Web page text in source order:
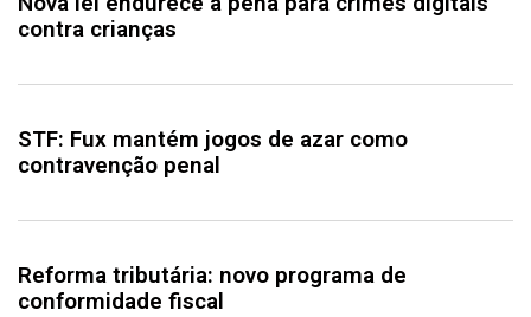
contra crianças
STF: Fux mantém jogos de azar como
contravenção penal
Reforma tributária: novo programa de
conformidade fiscal